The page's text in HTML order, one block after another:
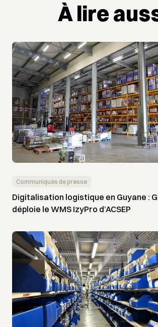
À lire
Communiqués de presse
Digitalisation logistique en Guyane :
déploie le WMS IzyPro d’ACSEP